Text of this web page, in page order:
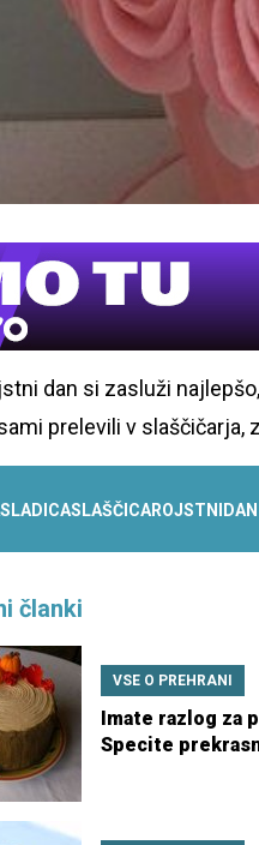
dan si zasluži
prelevili v slaščičarja,
SLADICASLAŠČICAROJSTNI DAN
članki
VSE O PREHRANI
Imate razlog za
Specite